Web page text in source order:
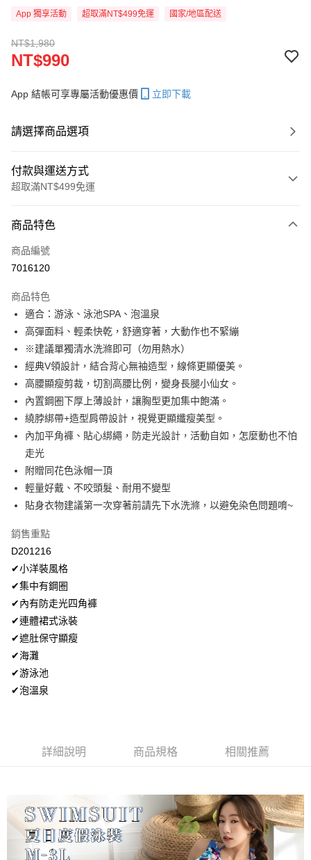
App 獨享活動 超取滿NT$499免運 國家/地區配送
NT$1,980
NT$990
App 結帳可享專屬活動優惠價 立即下載
請選擇商品選項
付款與運送方式
超取滿NT$499免運
信用卡一次付款
超商取貨付款
Apple Pay
街口支付
悠遊付
全盈+PAY
大哥付你分期
相關說明
【大哥付你分期使用說明】
1.本服務由台灣大哥大提供，台灣大哥大用戶可立即使用無須另外申請。
2.付款方式選擇「大哥付你分期」，訂單成立後會自動跳轉到大哥付的交易
流程，驗證手機門號後，選擇欲分期的期數、繳款截止日，確認付款後即完
3.實際核准額度、可分期數及費用金額請依後續交易確認頁面所載為準。
消。如遇「轉專審核」未通過狀況，表示未達大哥付你分期系統評分，恕無
法說明評估內容。
1.分期款項不併入電信帳單，「大哥付你分期」於每月結算日後寄送繳費提
醒簡訊。
2.透過簡訊連結打開帳單後，可選擇「超商條碼／台灣大直營門市／銀行轉
帳／街口支付／iPASS MONEY」等通路繳費。
【注意事項】
用戶於交易時，得透過本服務購買商品或服務，並由商店將買賣／分期付款
買賣價金債權讓與本公司後，依約使用本公司帳單繳交帳款。
2.基於同意付款使用「大哥付你分期」之契約關係目的，商店將以您的個人
資料（包含姓名、電話或地址）提供予台灣大哥大進項蒐集、處理及利用，
AFTEE先享後付
相關說明
【關於「AFTEE先享後付」】
AFTEE先享後付是「在收到商品之後才付款」的支付方式。 讓您購物簡單
１．簡單：不需註冊會員、不需綁卡、不需儲值。
２．便利：只要手機號碼，簡訊認證，即可結帳。
３．安心：先確認商品／服務後，再付款。
１．於結帳方式選擇「AFTEE先享後付」後，將跳轉至「AFTEE先享後付」
結帳頁面，進行簡訊認證並確認金額後，即可完成結帳。
２．訂單成立數日內，您將收到繳費通知簡訊。
３．收到繳費通知簡訊後14天內，點擊此簡訊中的連結，可透過四大超商／
ATM／網路銀行／等多元方式進行付款，方視為交易完成。
※ 請注意：結帳手續完成當下不需立刻繳費，但若您需要取消訂單，請聯絡
後付繳納相關費用。
※ 交易是否成功請以「AFTEE先享後付 」之結帳頁面顯示為準，若有關於
１．透過由恩沛科技股份有限公司提供之「AFTEE先享後付」服務完成之交
３．未成年的使用者請事先徵得法定代理人或監護人之同意方可使用
「AFTEE先享後付」，若未經同意申辦者引起之損失，本公司不負相關責
任。
４．使用「AFTEE先享後付」時，將依據個別帳號之用戶狀況，依本公司即
Hami Point
「Hami Point」為中華電信所提供之點數服務，可於會員專區綁定中華電信
貨到付款
運送方式
全家取貨付款
每筆NT$80，滿NT$499(含以上)免運費
付款後全家取貨
每筆NT$80，滿NT$499(含以上)免運費
付款後萊爾富取貨
每筆NT$80，滿NT$799(含以上)免運費
付款後7-11取貨
商品特色
商品編號
7016120
商品特色
適合：游泳、泳池SPA、泡溫泉
高彈面料、輕柔快乾，舒適穿著，大動作也不緊繃
※建議單獨清水洗滌即可（勿用熱水）
經典V領設計，結合背心無袖造型，線條更顯優美。
高腰顯瘦剪裁，切割高腰比例，變身長腿小仙女。
內置鋼圈下厚上薄設計，讓胸型更加集中飽滿。
繞脖綁帶+造型肩帶設計，視覺更顯纖瘦美型。
內加平角褲、貼心綁繩，防走光設計，活動自如，怎麼動也不怕
走光
附贈同花色泳帽一頂
輕量好戴、不咬頭髮、耐用不變型
貼身衣物建議第一次穿著前請先下水洗滌，以避免染色問題唷~
銷售重點
D201216
✔小洋裝風格
✔集中有鋼圈
✔內有防走光四角褲
✔連體裙式泳裝
✔遮肚保守顯瘦
✔海灘
✔游泳池
✔泡溫泉
詳細說明 商品規格 相關推薦